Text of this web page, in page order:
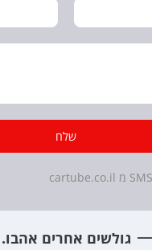
שלח
גולשים אחרים אהבו.